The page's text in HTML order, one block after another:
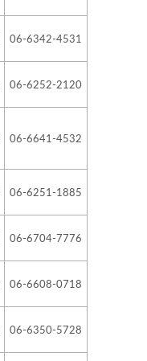
06-6342-4531
06-6252-2120
06-6641-4532
06-6251-1885
06-6704-7776
06-6608-0718
06-6350-5728